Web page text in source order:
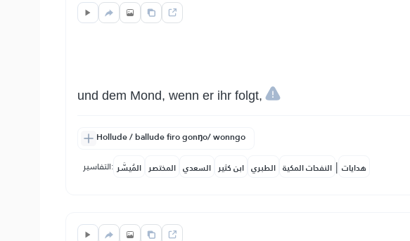
und dem Mond, wenn er ihr folgt,
Hollude / ballude firo gonŋo/ wonngo
التفاسير: المُيسَّر المختصر السعدي ابن كثير الطبري النفحات المكية | هدايات